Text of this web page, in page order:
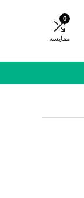
0
مقایسه